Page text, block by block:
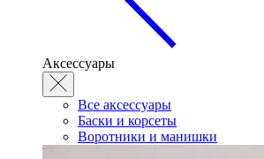
Аксессуары
Все аксессуары
Баски и корсеты
Воротники и манишки